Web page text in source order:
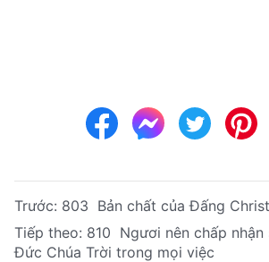
Trước: 803 Bản chất của Đấng
Tiếp theo: 810 Ngươi nên chấp
Đức Chúa Trời trong mọi việc